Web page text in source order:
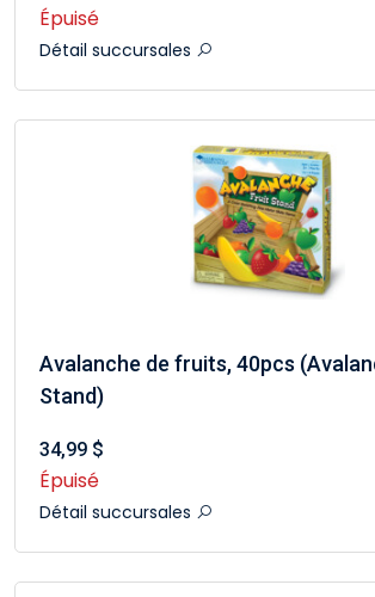
Épuisé
Détail succursales
Avalanche de fruits, 40pcs
Stand)
34,99 $
Épuisé
Détail succursales